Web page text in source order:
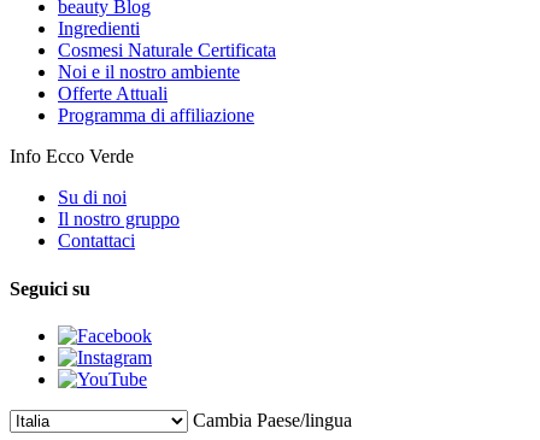
beauty Blog
Ingredienti
Cosmesi Naturale Certificata
Noi e il nostro ambiente
Offerte Attuali
Programma di affiliazione
Info Ecco Verde
Su di noi
Il nostro gruppo
Contattaci
Seguici su
Cambia Paese/lingua